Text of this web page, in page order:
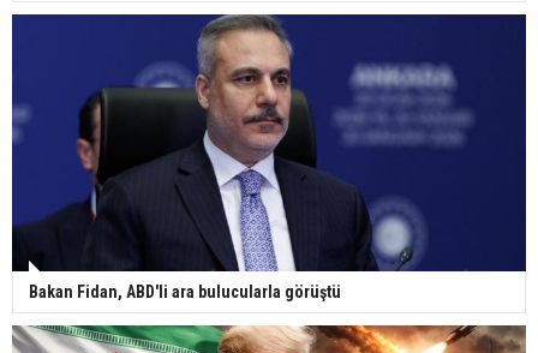
Bakan Fidan, ABD'li ara bulucularla görüştü